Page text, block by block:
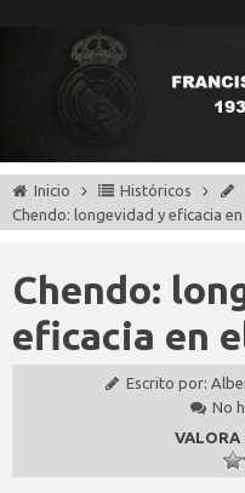
Inicio
Históricos
Chendo: longevidad y eficacia
Chendo:
eficacia en
Escrito por:
No
VALORA